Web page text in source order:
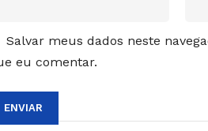
Salvar meus dados neste
eu comentar.